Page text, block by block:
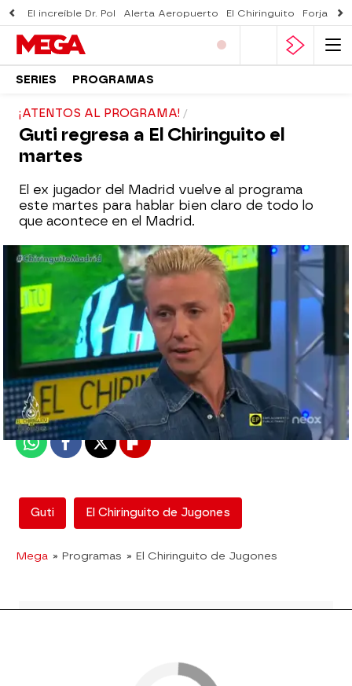
El increíble Dr. Pol Alerta Aeropuerto El Chiringuito Forjado
SERIES PROGRAMAS
¡ATENTOS AL PROGRAMA!
Guti regresa a El Chiringuito el
martes
El ex jugador del Madrid vuelve al programa
este martes para hablar bien claro de todo lo
que acontece en el Madrid.
mega
madrid
Publicado:14 de febrero de 2018, 18:00
WhatsappFacebook
X Flipboard
Guti El Chiringuito de Jugones
Mega » Programas » El Chiringuito de Jugones